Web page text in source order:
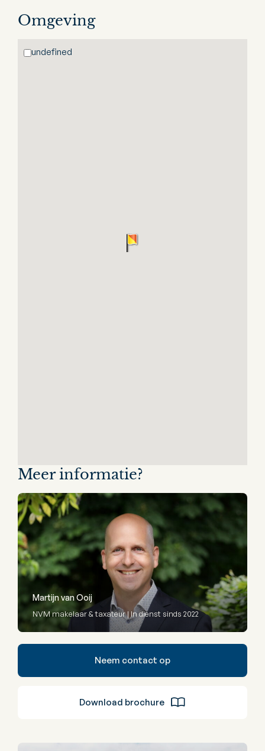
Omgeving
undefined
Meer informatie?
Martijn van Ooij
NVM makelaar & taxateur | In dienst sinds 2022
Neem contact op
Download brochure